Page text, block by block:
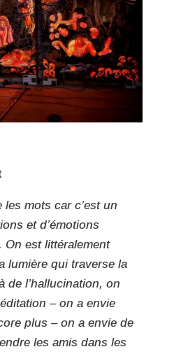
mots car c’est un
et d’émotions
On est littéralement
lumière qui traverse la
de l’hallucination, on
– on a envie
plus – on a envie de
les amis dans les